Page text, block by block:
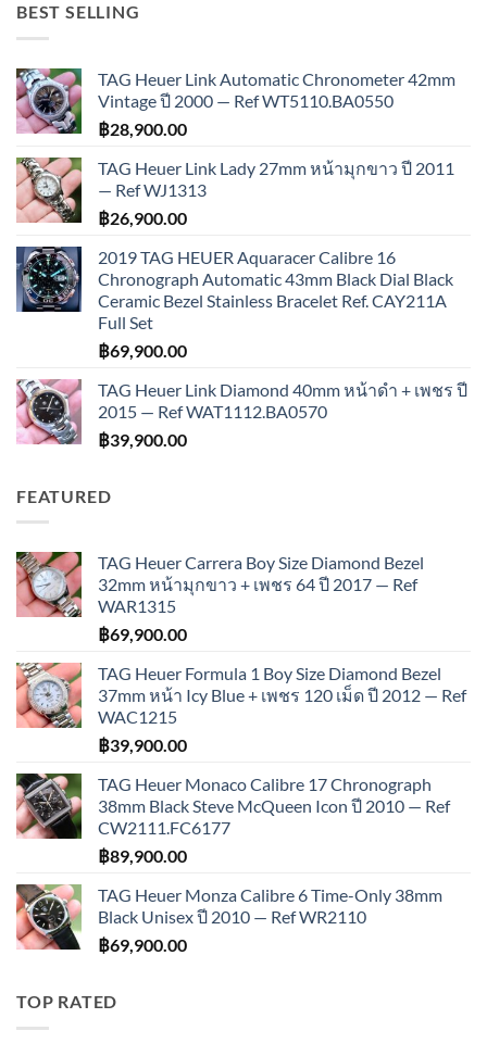
BEST SELLING
TAG Heuer Link Automatic Chronometer 42mm
Vintage ปี 2000 — Ref WT5110.BA0550
฿28,900.00
TAG Heuer Link Lady 27mm หน้ามุกขาว ปี 2011
— Ref WJ1313
฿26,900.00
2019 TAG HEUER Aquaracer Calibre 16
Chronograph Automatic 43mm Black Dial Black
Ceramic Bezel Stainless Bracelet Ref. CAY211A
Full Set
฿69,900.00
TAG Heuer Link Diamond 40mm หน้าดำ + เพชร ปี
2015 — Ref WAT1112.BA0570
฿39,900.00
FEATURED
TAG Heuer Carrera Boy Size Diamond Bezel
32mm หน้ามุกขาว + เพชร 64 ปี 2017 — Ref
WAR1315
฿69,900.00
TAG Heuer Formula 1 Boy Size Diamond Bezel
37mm หน้า Icy Blue + เพชร 120 เม็ด ปี 2012 — Ref
WAC1215
฿39,900.00
TAG Heuer Monaco Calibre 17 Chronograph
38mm Black Steve McQueen Icon ปี 2010 — Ref
CW2111.FC6177
฿89,900.00
TAG Heuer Monza Calibre 6 Time-Only 38mm
Black Unisex ปี 2010 — Ref WR2110
฿69,900.00
TOP RATED